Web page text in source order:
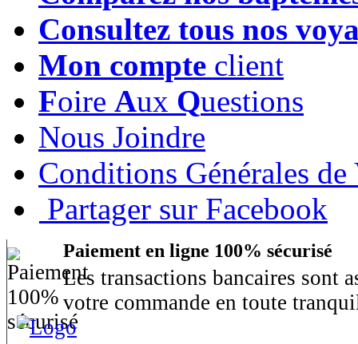
Consultez tous nos
Mon compte client
Foire Aux Questions
Nous Joindre
Conditions Générales de
Partager sur Facebook
Paiement en ligne 100% sécurisé
Les transactions bancaires sont
votre commande en toute